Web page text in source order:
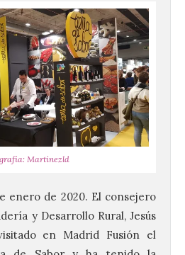
Martínezld
enero de 2020. El consejero
y Desarrollo Rural, Jesús
en Madrid Fusión el